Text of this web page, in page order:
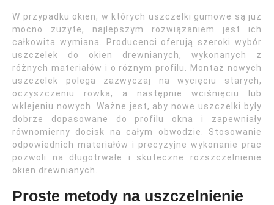
W przypadku okien, w których uszczelki gumowe są już
mocno zużyte, najlepszym rozwiązaniem jest ich
całkowita wymiana. Producenci oferują szeroki wybór
uszczelek do okien drewnianych, wykonanych z
różnych materiałów i o różnym profilu. Montaż nowych
uszczelek polega zazwyczaj na wycięciu starych,
oczyszczeniu rowka, a następnie wciśnięciu lub
wklejeniu nowych. Ważne jest, aby nowe uszczelki były
dobrze dopasowane do profilu okna i zapewniały
równomierny docisk na całym obwodzie. Stosowanie
odpowiednich materiałów i precyzyjne wykonanie prac
pozwoli na długotrwałe i skuteczne rozszczelnienie
okien drewnianych.
Proste metody na uszczelnienie